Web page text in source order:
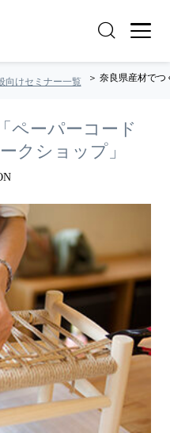
向けセミナー一覧 奈良県産材でつ
ペーパーコード
クショップ」